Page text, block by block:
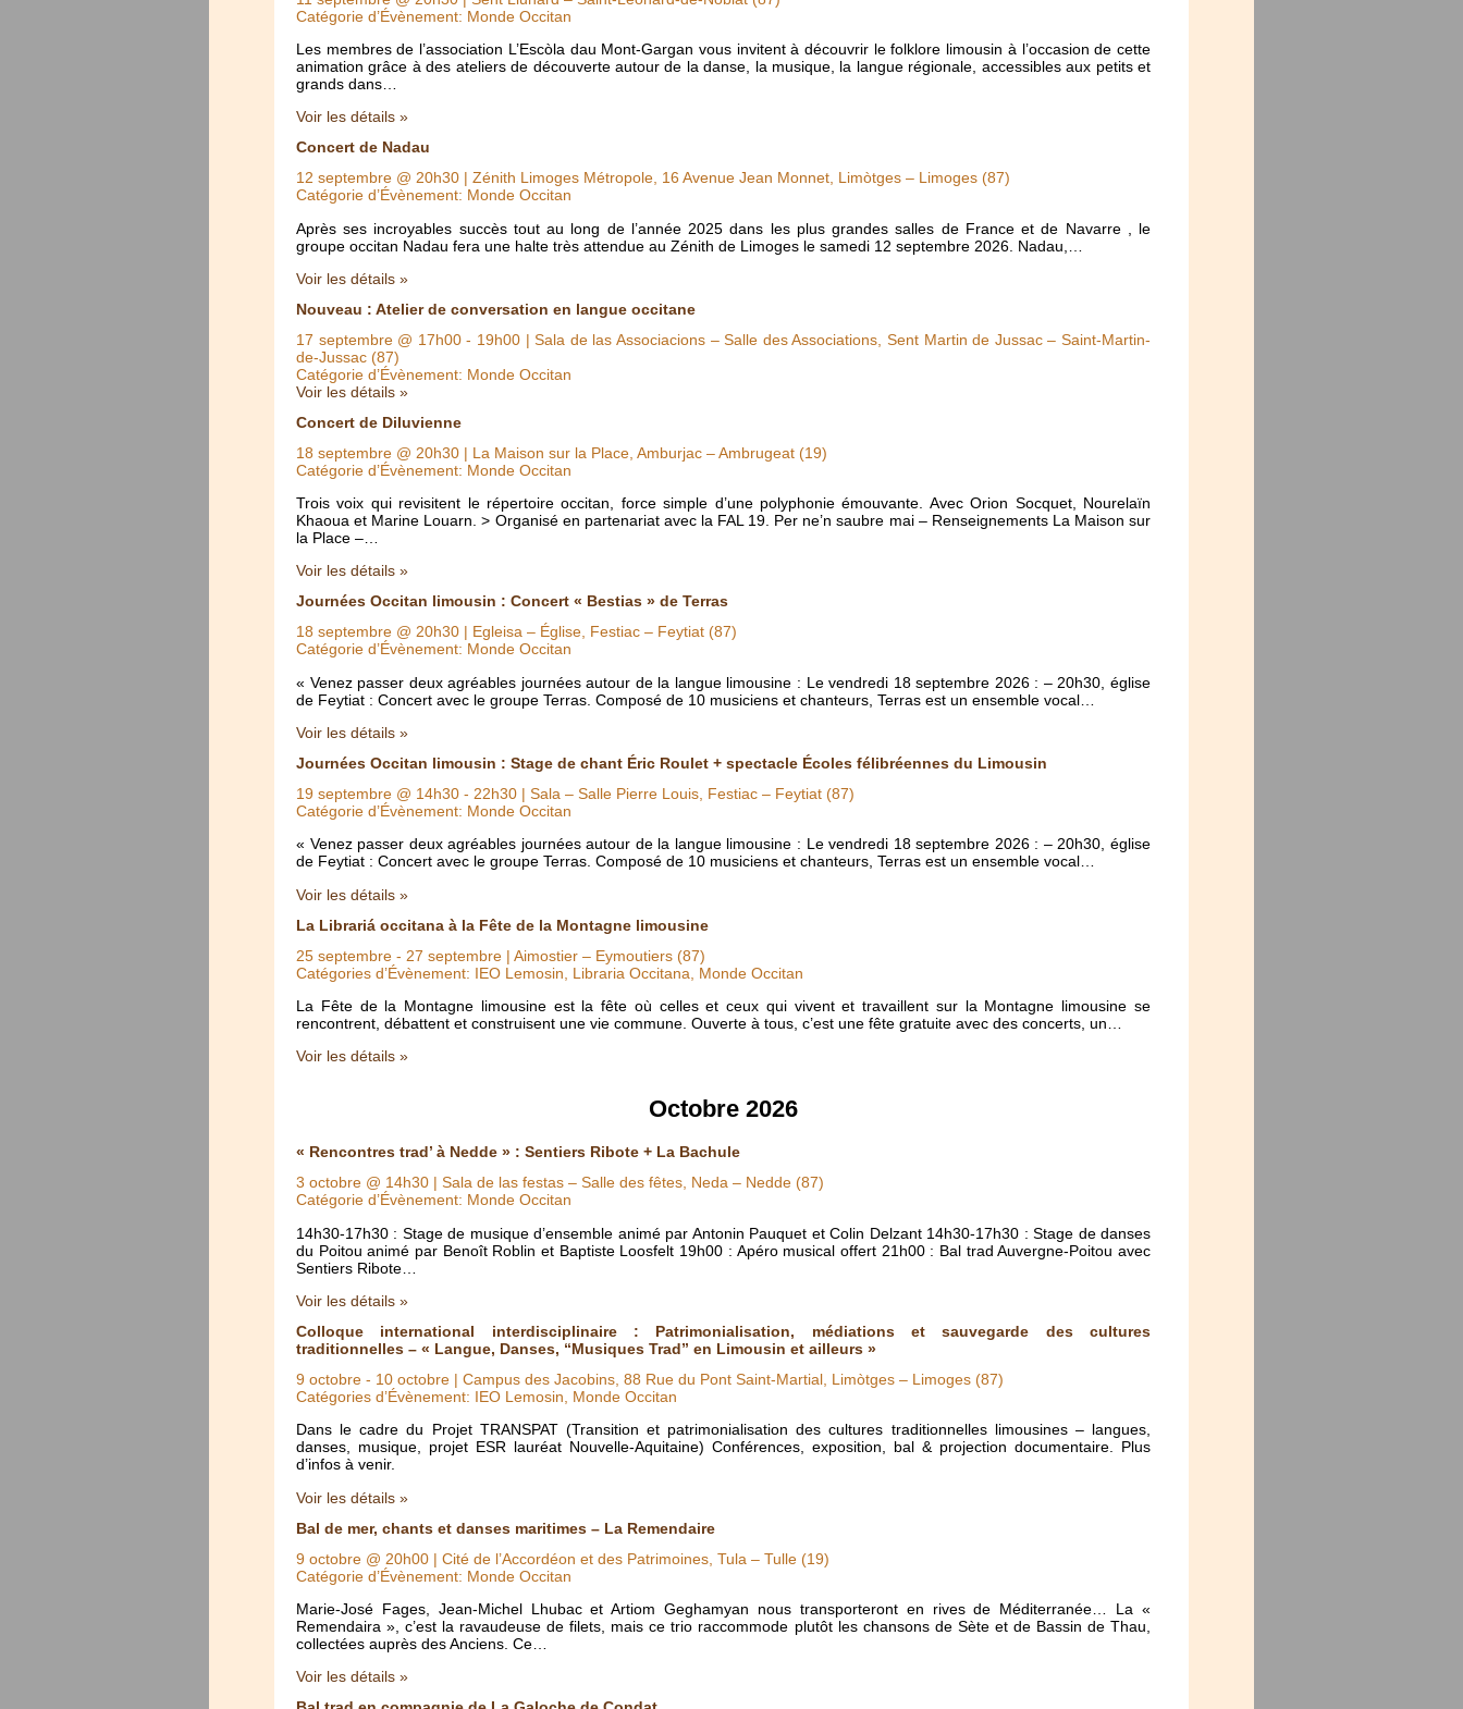
Catégorie d’Évènement: Monde Occitan
Les membres de l’association L’Escòla dau Mont-Gargan vous invitent à découvrir le folklore limousin à l’occasion de cette
animation grâce à des ateliers de découverte autour de la danse, la musique, la langue régionale, accessibles aux petits et
grands dans…
Voir les détails »
Concert de Nadau
12 septembre @ 20h30 | Zénith Limoges Métropole, 16 Avenue Jean Monnet, Limòtges – Limoges (87)
Catégorie d’Évènement: Monde Occitan
Après ses incroyables succès tout au long de l’année 2025 dans les plus grandes salles de France et de Navarre , le
groupe occitan Nadau fera une halte très attendue au Zénith de Limoges le samedi 12 septembre 2026. Nadau,…
Voir les détails »
Nouveau : Atelier de conversation en langue occitane
17 septembre @ 17h00- 19h00 | Sala de las Associacions – Salle des Associations, Sent Martin de Jussac – Saint-Martin-
de-Jussac (87)
Catégorie d’Évènement: Monde Occitan
Voir les détails »
Concert de Diluvienne
18 septembre @ 20h30 | La Maison sur la Place, Amburjac – Ambrugeat (19)
Catégorie d’Évènement: Monde Occitan
Trois voix qui revisitent le répertoire occitan, force simple d’une polyphonie émouvante. Avec Orion Socquet, Nourelaïn
Khaoua et Marine Louarn. > Organisé en partenariat avec la FAL 19. Per ne’n saubre mai – Renseignements La Maison sur
la Place –…
Voir les détails »
Journées Occitan limousin : Concert « Bestias » de Terras
18 septembre @ 20h30 | Egleisa – Église, Festiac – Feytiat (87)
Catégorie d’Évènement: Monde Occitan
« Venez passer deux agréables journées autour de la langue limousine : Le vendredi 18 septembre 2026 : – 20h30, église
de Feytiat : Concert avec le groupe Terras. Composé de 10 musiciens et chanteurs, Terras est un ensemble vocal…
Voir les détails »
Journées Occitan limousin : Stage de chant Éric Roulet + spectacle Écoles félibréennes du Limousin
19 septembre @ 14h30 - 22h30 | Sala – Salle Pierre Louis, Festiac – Feytiat (87)
Catégorie d’Évènement: Monde Occitan
« Venez passer deux agréables journées autour de la langue limousine : Le vendredi 18 septembre 2026 : – 20h30, église
de Feytiat : Concert avec le groupe Terras. Composé de 10 musiciens et chanteurs, Terras est un ensemble vocal…
Voir les détails »
La Librariá occitana à la Fête de la Montagne limousine
25 septembre - 27 septembre | Aimostier – Eymoutiers (87)
Catégories d’Évènement: IEO Lemosin, Libraria Occitana, Monde Occitan
La Fête de la Montagne limousine est la fête où celles et ceux qui vivent et travaillent sur la Montagne limousine se
rencontrent, débattent et construisent une vie commune. Ouverte à tous, c’est une fête gratuite avec des concerts, un…
Voir les détails »
Octobre 2026
« Rencontres trad’ à Nedde » : Sentiers Ribote + La Bachule
3 octobre @ 14h30 | Sala de las festas – Salle des fêtes, Neda – Nedde (87)
Catégorie d’Évènement: Monde Occitan
14h30-17h30 : Stage de musique d’ensemble animé par Antonin Pauquet et Colin Delzant 14h30-17h30 : Stage de danses
du Poitou animé par Benoît Roblin et Baptiste Loosfelt 19h00 : Apéro musical offert 21h00 : Bal trad Auvergne-Poitou avec
Sentiers Ribote…
Voir les détails »
Colloque international interdisciplinaire : Patrimonialisation, médiations et sauvegarde des cultures
traditionnelles – « Langue, Danses, “Musiques Trad” en Limousin et ailleurs »
9 octobre - 10 octobre | Campus des Jacobins, 88 Rue du Pont Saint-Martial, Limòtges – Limoges (87)
Catégories d’Évènement: IEO Lemosin, Monde Occitan
Dans le cadre du Projet TRANSPAT (Transition et patrimonialisation des cultures traditionnelles limousines – langues,
danses, musique, projet ESR lauréat Nouvelle-Aquitaine) Conférences, exposition, bal & projection documentaire. Plus
d’infos à venir.
Voir les détails »
Bal de mer, chants et danses maritimes – La Remendaire
9 octobre @ 20h00 | Cité de l’Accordéon et des Patrimoines, Tula – Tulle (19)
Catégorie d’Évènement: Monde Occitan
Marie-José Fages, Jean-Michel Lhubac et Artiom Geghamyan nous transporteront en rives de Méditerranée… La «
Remendaira », c’est la ravaudeuse de filets, mais ce trio raccommode plutôt les chansons de Sète et de Bassin de Thau,
collectées auprès des Anciens. Ce…
Voir les détails »